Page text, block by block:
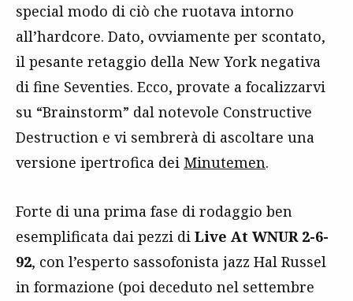
special modo di ciò che ruotava intorno
all’hardcore. Dato, ovviamente per scontato,
il pesante retaggio della New York negativa
di fine Seventies. Ecco, provate a focalizzarvi
su “Brainstorm” dal notevole Constructive
Destruction e vi sembrerà di ascoltare una
versione ipertrofica dei Minutemen.
Forte di una prima fase di rodaggio ben
esemplificata dai pezzi di Live At WNUR 2-6-
92, con l’esperto sassofonista jazz Hal Russel
in formazione (poi deceduto nel settembre